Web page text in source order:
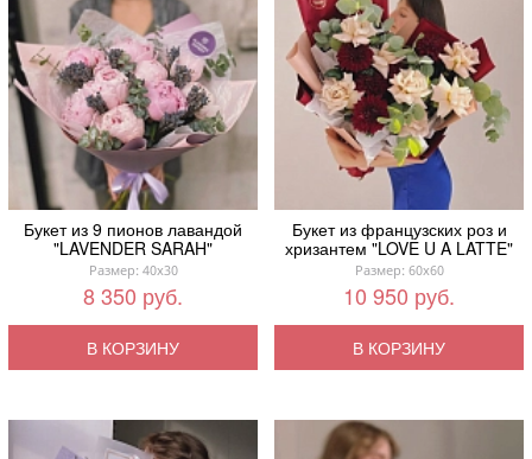
Букет из 9 пионов лавандой
"LAVENDER SARAH"
Размер: 40x30
8 350 руб.
В КОРЗИНУ
Букет из французских роз и
хризантем "LOVE U A LATTE"
Размер: 60x60
10 950 руб.
В КОРЗИНУ